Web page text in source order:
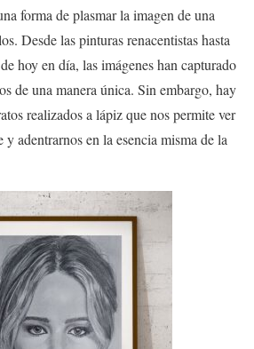
forma de plasmar la imagen de una
Desde las pinturas renacentistas hasta
hoy en día, las imágenes han capturado
de una manera única. Sin embargo, hay
realizados a lápiz que nos permite ver
adentrarnos en la esencia misma de la